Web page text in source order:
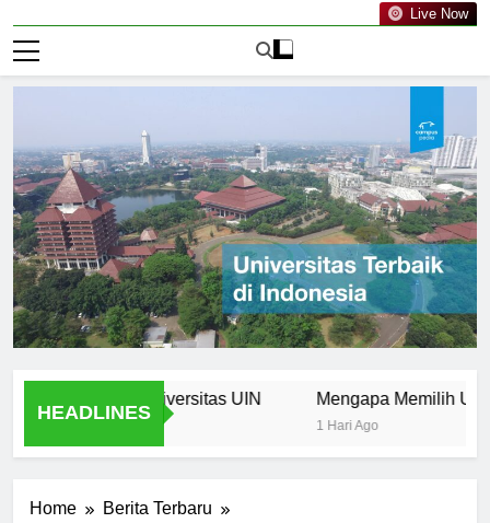
Live Now
HEADLINES
from Universitas UIN Mengapa Memilih
1 Hari Ago
Home
Berita Terbaru